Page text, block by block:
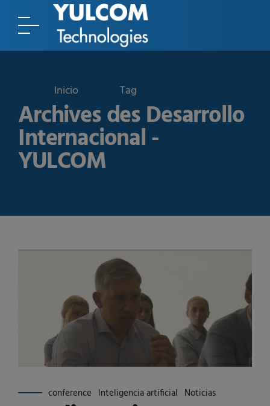
Tag
Archives des Desarrollo
Internacional -
YULCOM
conference Inteligencia artificial Noticias